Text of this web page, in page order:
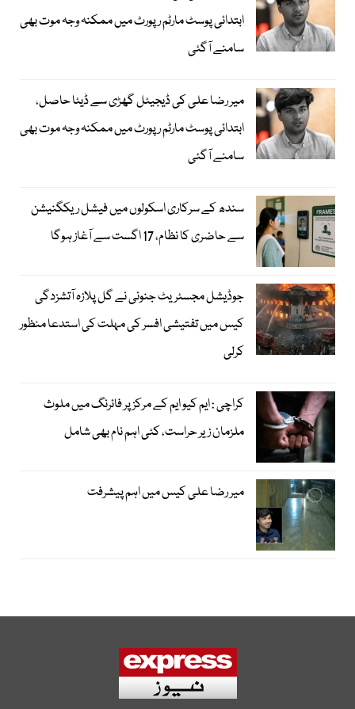
ابتدائی پوسٹ مارٹم رپورٹ میں ممکنہ وجہ موت بھی
سامنے آگئی
میر رضا علی کی ڈیجیٹل گھڑی سے ڈیٹا حاصل،
ابتدائی پوسٹ مارٹم رپورٹ میں ممکنہ وجہ موت بھی
سامنے آگئی
سندھ کے سرکاری اسکولوں میں فیشل ریکگنیشن
سے حاضری کا نظام، 17 اگست سے آغاز ہوگا
جوڈیشل مجسٹریٹ جنونی نے گل پلازہ آتشزدگی
کیس میں تفتیشی افسر کی مہلت کی استدعا منظور
کرلی
کراچی : ایم کیو ایم کے مرکز پر فائرنگ میں ملوث
ملزمان زیر حراست، کئی اہم نام بھی شامل
میر رضا علی کیس میں اہم پیشرفت